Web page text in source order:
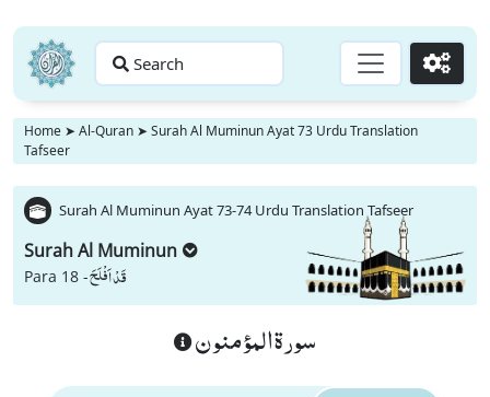
Search Go
Home ➤ Al-Quran ➤ Surah Al Muminun Ayat 73 Urdu Translation
Tafseer
Surah Al Muminun Ayat 73-74 Urdu Translation Tafseer
Surah Al Muminun
Para 18 -قَدْ اَفْلَحَ
سورة المؤمنون